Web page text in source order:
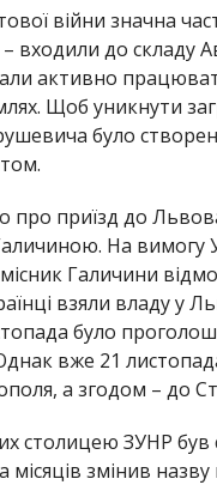
війни значна
входили до складу
активно
Щоб уникнути
було
приїзд до Львова
На вимогу
Галичини
взяли владу у
було
вже 21
а згодом – до
столицею ЗУНР був
місяців змінив